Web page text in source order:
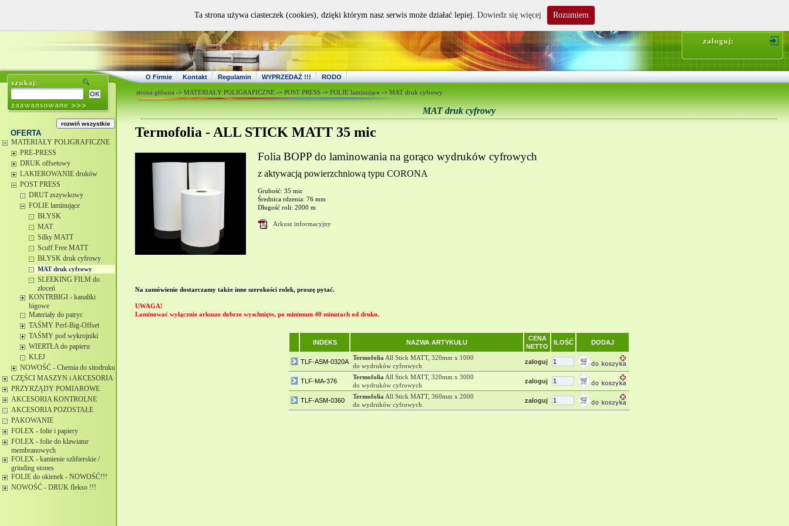
O Firmie Kontakt Regulamin WYPRZEDAŻ !!! RODO
OFERTA
MATERIAŁY POLIGRAFICZNE
PRE-PRESS
DRUK offsetowy
LAKIEROWANIE druków
POST PRESS
DRUT zszywkowy
FOLIE laminujące
BŁYSK
MAT
Silky MATT
Scuff Free MATT
BŁYSK druk cyfrowy
MAT druk cyfrowy
SLEEKING FILM do
złoceń
KONTRBIGI - kanaliki
bigowe
Materiały do patryc
TAŚMY Perf-Big-Offset
TAŚMY pod wykrojniki
WIERTŁA do papieru
KLEJ
NOWOŚĆ - Chemia do sitodruku
CZĘŚCI MASZYN i AKCESORIA
PRZYRZĄDY POMIAROWE
AKCESORIA KONTROLNE
AKCESORIA POZOSTAŁE
PAKOWANIE
FOLEX - folie i papiery
FOLEX - folie do klawiatur
membranowych
FOLEX - kamienie szlifierskie /
grinding stones
FOLIE do okienek - NOWOŚĆ!!!
NOWOŚĆ - DRUK flekso !!!
strona główna -> MATERIAŁY POLIGRAFICZNE -> POST PRESS -> FOLIE laminujące -> MAT druk cyfrowy
MAT druk cyfrowy
Termofolia - ALL STICK MATT 35 mic
Folia BOPP do laminowania na gorąco wydruków cyfrowych
z aktywacją powierzchniową typu CORONA
Grubość: 35 mic
Średnica rdzenia: 76 mm
Długość roli: 2000 m
Arkusz informacyjny
Na zamówienie dostarczamy także inne szerokości rolek, proszę pytać.
UWAGA!
Laminować wyłącznie arkusze dobrze wyschnięte, po minimum 40 minutach od druku.
INDEKS NAZWA ARTYKUŁU
CENA
NETTO
ILOŚĆ DODAJ
TLF-ASM-0320A
Termofolia All Stick MATT, 320mm x 1000
do wydruków cyfrowych
zaloguj
TLF-MA-376
Termofolia All Stick MATT, 320mm x 3000
do wydruków cyfrowych
zaloguj
TLF-ASM-0360
Termofolia All Stick MATT, 360mm x 2000
do wydruków cyfrowych
zaloguj
Ta strona używa ciasteczek (cookies), dzięki którym nasz serwis może działać lepiej. Dowiedz się więcej Rozumiem